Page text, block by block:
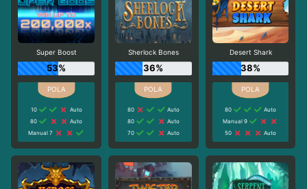
Super Boost
53%
10
Auto
80
Auto
Manual 7
Sherlock Bones
36%
80
Auto
80
Auto
70
Auto
Desert Shark
38%
80
Auto
Manual 9
50
Auto